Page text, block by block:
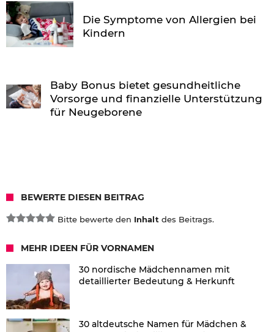
Die Symptome von Allergien bei
Kindern
Baby Bonus bietet gesundheitliche
Vorsorge und finanzielle Unterstützung
für Neugeborene
BEWERTE DIESEN BEITRAG
Bitte bewerte den Inhalt des Beitrags.
MEHR IDEEN FÜR VORNAMEN
30 nordische Mädchennamen mit
detaillierter Bedeutung & Herkunft
30 altdeutsche Namen für Mädchen &